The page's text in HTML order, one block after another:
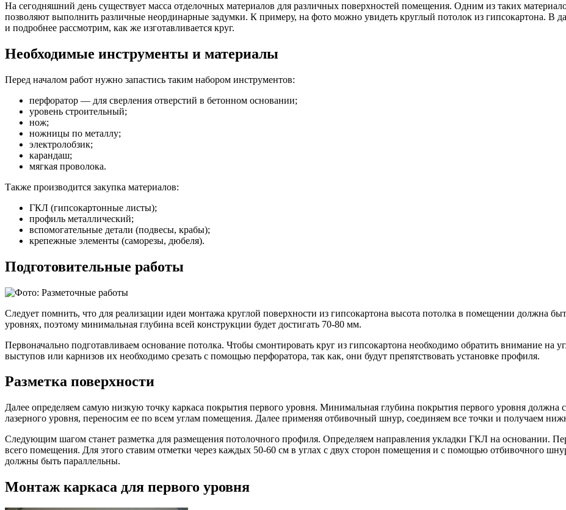
На сегодняшний день существует масса отделочных материалов для различных поверхностей помещения. Одним из таких
позволяют выполнить различные неординарные задумки. К примеру, на фото можно увидеть круглый потолок из гипсокартона. В
и подробнее рассмотрим, как же изготавливается круг.
Необходимые инструменты и материалы
Перед началом работ нужно запастись таким набором инструментов:
перфоратор — для сверления отверстий в бетонном основании;
уровень строительный;
нож;
ножницы по металлу;
электролобзик;
карандаш;
мягкая проволока.
Также производится закупка материалов:
ГКЛ (гипсокартонные листы);
профиль металлический;
вспомогательные детали (подвесы, крабы);
крепежные элементы (саморезы, дюбеля).
Подготовительные работы
Следует помнить, что для реализации идеи монтажа круглой поверхности из гипсокартона высота потолка в помещении должна
уровнях, поэтому минимальная глубина всей конструкции будет достигать 70-80 мм.
Первоначально подготавливаем основание потолка. Чтобы смонтировать круг из гипсокартона необходимо обратить внимание на
выступов или карнизов их необходимо срезать с помощью перфоратора, так как, они будут препятствовать установке профиля.
Разметка поверхности
Далее определяем самую низкую точку каркаса покрытия первого уровня. Минимальная глубина покрытия первого уровня
лазерного уровня, переносим ее по всем углам помещения. Далее применяя отбивочный шнур, соединяем все точки и получаем
Следующим шагом станет разметка для размещения потолочного профиля. Определяем направления укладки ГКЛ на основании.
всего помещения. Для этого ставим отметки через каждых 50-60 см в углах с двух сторон помещения и с помощью отбивочного
должны быть параллельны.
Монтаж каркаса для первого уровня